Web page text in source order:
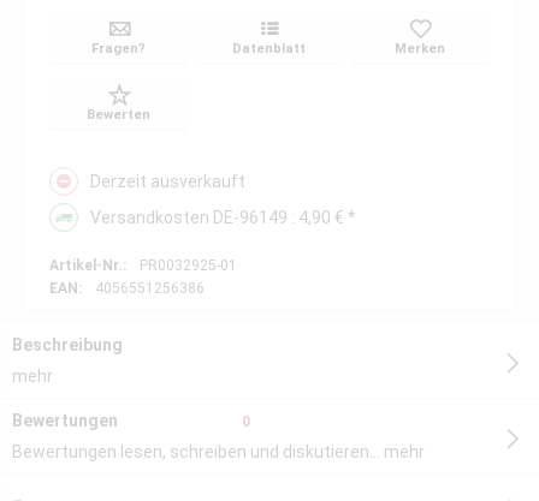
Fragen? Datenblatt Merken
Bewerten
Derzeit ausverkauft
Versandkosten DE-96149 : 4,90 € *
Artikel-Nr.:
PR0032925-01
EAN:
4056551256386
Beschreibung
mehr
Bewertungen 0
Bewertungen lesen, schreiben und diskutieren... mehr